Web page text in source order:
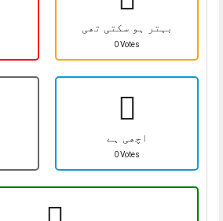
بہتر ہو سکتی تھی
0 Votes
اچھی ہے
0 Votes